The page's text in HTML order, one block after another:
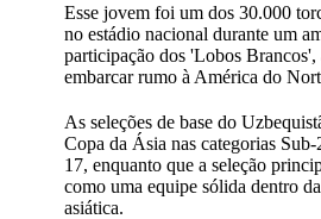
Esse jovem foi um dos 30.000
no estádio nacional durante um
participação dos 'Lobos Brancos',
embarcar rumo à América do
As seleções de base do
Copa da Ásia nas categorias
17, enquanto que a seleção
como uma equipe sólida dentro
asiática.